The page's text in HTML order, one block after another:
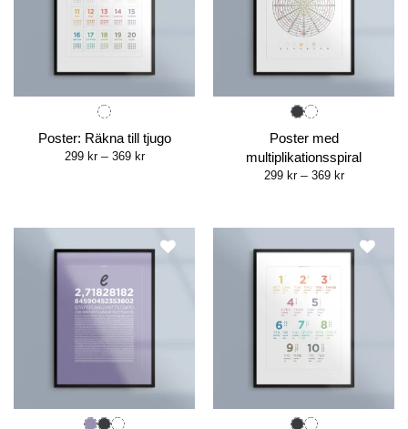
Poster: Räkna till tjugo
299 kr – 369 krPrice
Poster med
multiplikationsspiral
299 kr – 369 krPrice